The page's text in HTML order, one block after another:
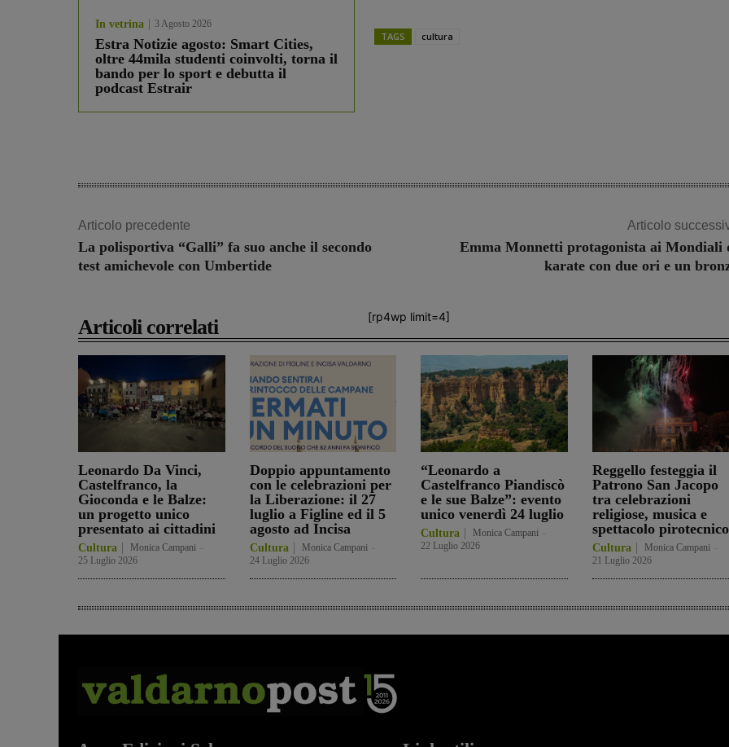
In vetrina 3 Agosto 2026
Estra Notizie agosto: Smart Cities,
oltre 44mila studenti coinvolti, torna il
bando per lo sport e debutta il
podcast Estrair
TAGS cultura
Articolo precedente
La polisportiva “Galli” fa suo anche il secondo
test amichevole con Umbertide
Articolo
Emma Monnetti protagonista ai Mondiali
karate con due ori e un
[rp4wp limit=4]
Articoli correlati
Leonardo Da Vinci,
Castelfranco, la
Gioconda e le Balze:
un progetto unico
presentato ai cittadini
Cultura Monica Campani
25 Luglio 2026
Doppio appuntamento
con le celebrazioni per
la Liberazione: il 27
luglio a Figline ed il 5
agosto ad Incisa
Cultura Monica Campani
24 Luglio 2026
“Leonardo a
Castelfranco Piandiscò
e le sue Balze”: evento
unico venerdì 24 luglio
Cultura Monica Campani
22 Luglio 2026
Reggello festeggia il
Patrono San Jacopo
tra celebrazioni
religiose, musica e
spettacolo pirotecnico
Cultura Monica Campani
21 Luglio 2026